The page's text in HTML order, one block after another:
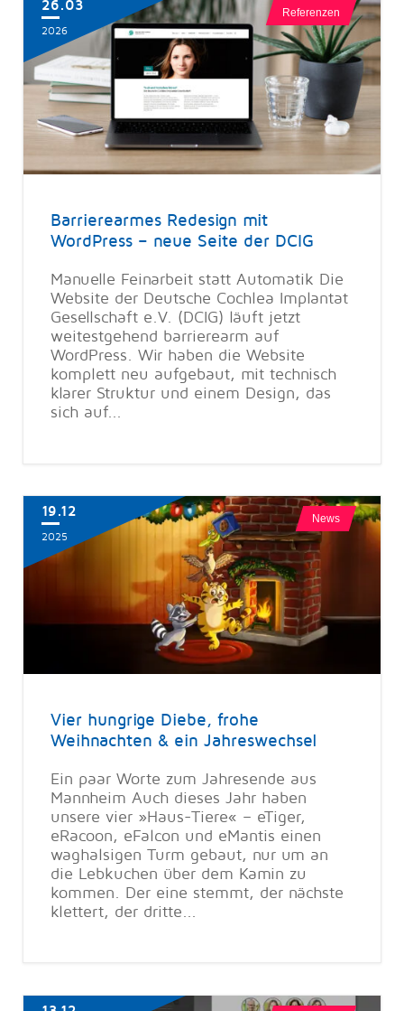
Referenzen
Barrierearmes Redesign mit
WordPress – neue Seite der DCIG
Manuelle Feinarbeit statt Automatik Die
Website der Deutsche Cochlea Implantat
Gesellschaft e.V. (DCIG) läuft jetzt
weitestgehend barrierearm auf
WordPress. Wir haben die Website
komplett neu aufgebaut, mit technisch
klarer Struktur und einem Design, das
sich auf...
26.03
2026
News
Vier hungrige Diebe, frohe
Weihnachten & ein Jahreswechsel
Ein paar Worte zum Jahresende aus
Mannheim Auch dieses Jahr haben
unsere vier »Haus-Tiere« – eTiger,
eRacoon, eFalcon und eMantis einen
waghalsigen Turm gebaut, nur um an
die Lebkuchen über dem Kamin zu
kommen. Der eine stemmt, der nächste
klettert, der dritte...
19.12
2025